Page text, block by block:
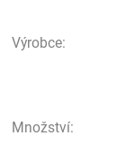
Výrobce:
Množství: